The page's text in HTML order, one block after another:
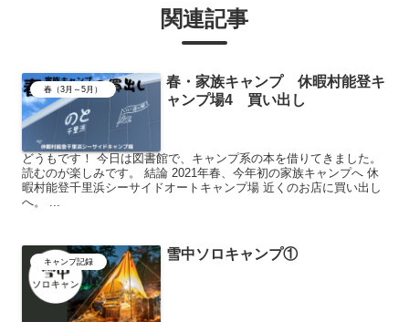
関連記事
春（3月～5月）
春・家族キャンプ 休暇村能登キ
ャンプ場4 買い出し
どうもです！ 今日は図書館で、キャンプ系の本を借りてきました。
読むのが楽しみです。 結論 2021年春、今年初の家族キャンプへ 休
暇村能登千里浜シーサイドオートキャンプ場 近くのお店に買い出し
へ。 ...
キャンプ記録 雪中ソロキャンプ①